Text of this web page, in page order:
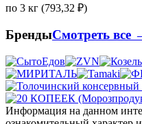
по 3 кг (793,32 ₽)
БрендыСмотреть все
Информация на данном